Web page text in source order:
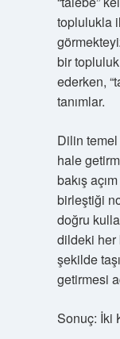
toplulukla
bir
ederken,
tanımlar.
Dilin
hale
bakış
birleştiği
doğru
dildeki her
şekilde
getirmesi
Sonuç: İki